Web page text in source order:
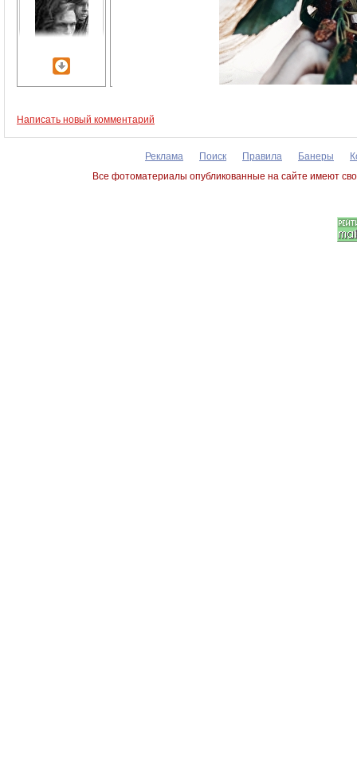
Написать новый комментарий
Реклама Поиск Правила Банеры
Все фотоматериалы опубликованные на сайте имеют